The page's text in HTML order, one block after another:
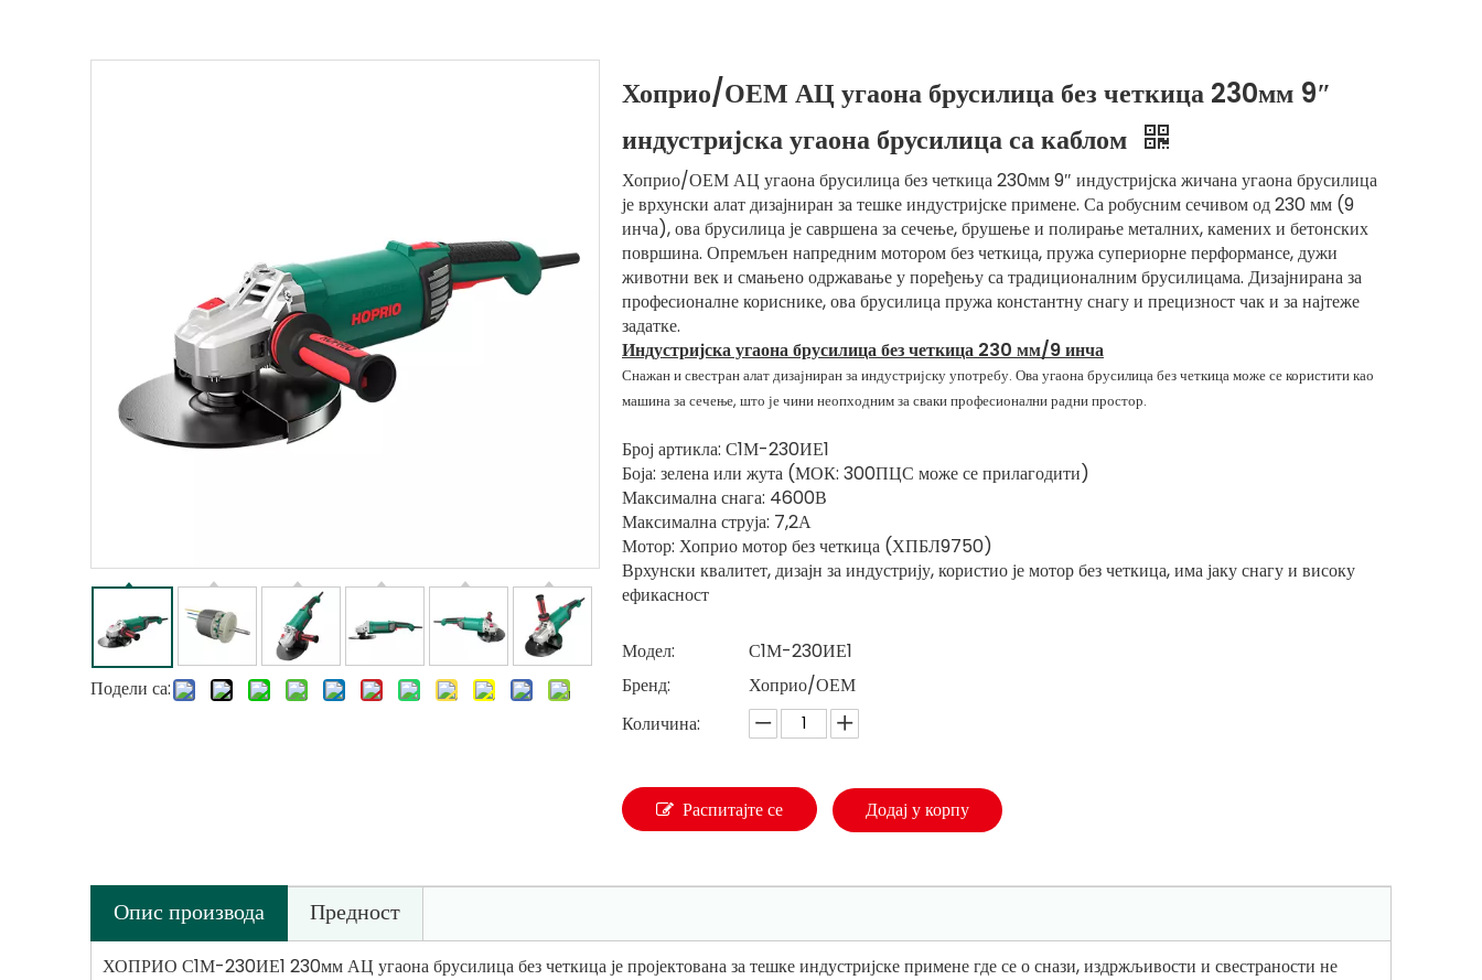
Подели са:
Хоприо/ОЕМ АЦ угаона брусилица без четкица 230мм 9″
индустријска угаона брусилица са каблом
Хоприо/ОЕМ АЦ угаона брусилица без четкица 230мм 9″ индустријска жичана угаона брусилица
је врхунски алат дизајниран за тешке индустријске примене. Са робусним сечивом од 230 мм (9
инча), ова брусилица је савршена за сечење, брушење и полирање металних, камених и бетонских
површина. Опремљен напредним мотором без четкица, пружа супериорне перформансе, дужи
животни век и смањено одржавање у поређењу са традиционалним брусилицама. Дизајнирана за
професионалне кориснике, ова брусилица пружа константну снагу и прецизност чак и за најтеже
задатке.
Индустријска угаона брусилица без четкица 230 мм/9 инча
Снажан и свестран алат дизајниран за индустријску употребу. Ова угаона брусилица без четкица може се користити као
машина за сечење, што је чини неопходним за сваки професионални радни простор.
Број артикла: С1М-230ИЕ1
Боја: зелена или жута (МОК: 300ПЦС може се прилагодити)
Максимална снага: 4600В
Максимална струја: 7,2А
Мотор: Хоприо мотор без четкица (ХПБЛ9750)
Врхунски квалитет, дизајн за индустрију, користио је мотор без четкица, има јаку снагу и високу
ефикасност
Модел:
С1М-230ИЕ1
Бренд:
Хоприо/ОЕМ
Количина:
Распитајте се Додај у корпу
Опис производа Предност
ХОПРИО С1М-230ИЕ1 230мм АЦ угаона брусилица без четкица је пројектована за тешке индустријске примене где се о снази, издржљивости и свестраности не